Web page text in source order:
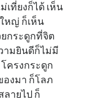
เที่ยงก็ได้ เห็น
หญ่ ก็เห็น
ยกระดูกที่จิต
ามยินดีก็ไม่มี
ครงกระดูก
องมา ก็โลภ
ลายไป ก็